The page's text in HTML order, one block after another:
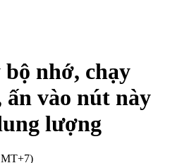
nhớ, chạy
vào nút này
lượng